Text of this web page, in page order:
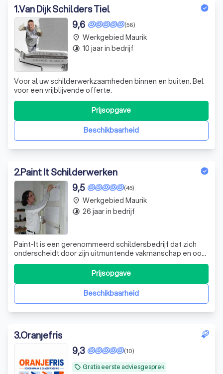
1.Van Dijk Schilders Tiel
(56)
9,6
Voor al uw schilderwerkzaamheden binnen en buiten. Bel
voor een vrijblijvende offerte.
Beschikbaarheid
Prijsopgave
place Werkgebied Maurik
timelapse 10 jaar in bedrijf
2.Paint It Schilderwerken
(45)
9,5
Paint-It is een gerenommeerd schildersbedrijf dat zich
onderscheidt door zijn uitmuntende vakmanschap en oog
voor detail. Wij zijn trots op ons werk en streven ernaar om
elke klus tot een succes te maken. Of het nu gaat om het
schilderen van een kantoorruimte of het uitvoeren van
buitenschilderwerk
Beschikbaarheid
Prijsopgave
place Werkgebied Maurik
timelapse 26 jaar in bedrijf
3.Oranjefris
local_offer Gratis eerste adviesgesprek
(10)
9,3